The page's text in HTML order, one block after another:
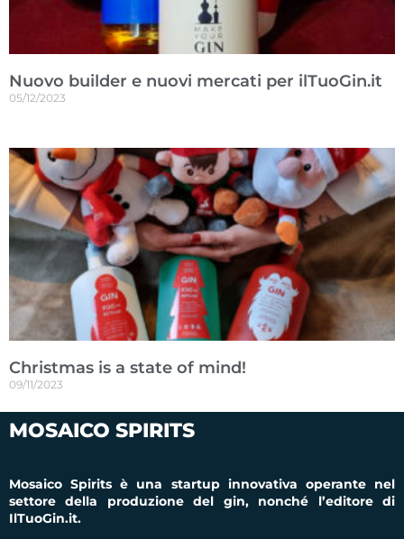
Nuovo builder e nuovi mercati per ilTuoGin.it
05/12/2023
Christmas is a state of mind!
09/11/2023
MOSAICO SPIRITS
Mosaico Spirits è una startup innovativa operante nel
settore della produzione del gin, nonché l’editore di
IlTuoGin.it.